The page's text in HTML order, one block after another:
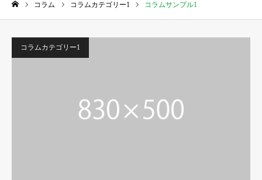
コラム コラムカテゴリー1 コラムサンプル1
コラムカテゴリー1